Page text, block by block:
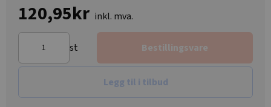
120,95kr inkl. mva.
st Bestillingsvare
Legg til i tilbud